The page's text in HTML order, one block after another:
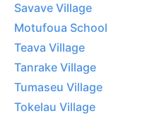
Savave Village
Motufoua School
Teava Village
Tanrake Village
Tumaseu Village
Tokelau Village